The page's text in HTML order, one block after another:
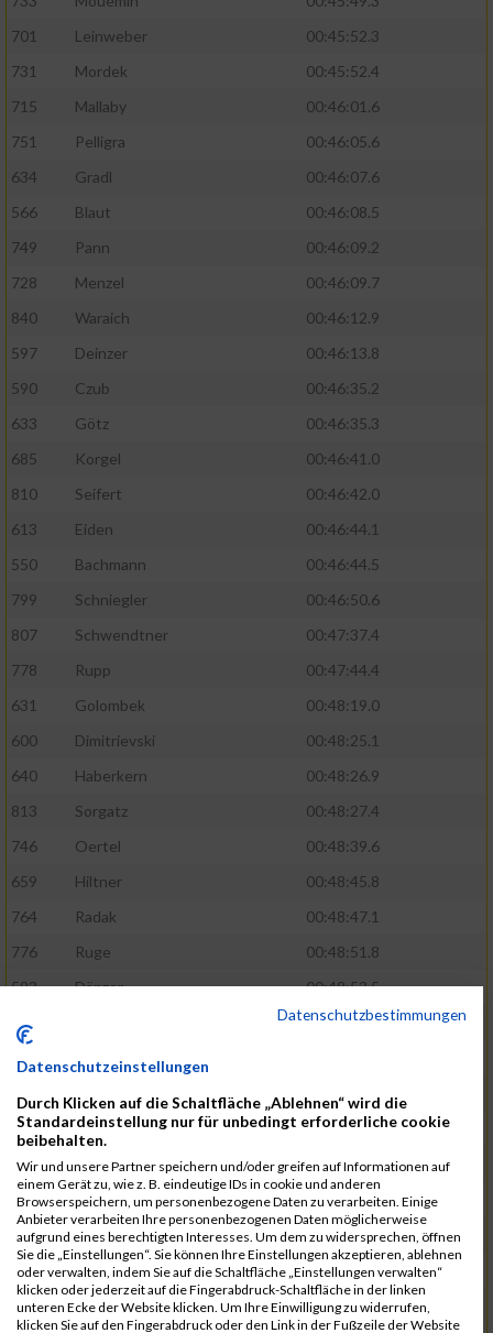
701
Leinweber
00:45:52.3
731
Mordek
00:45:52.4
715
Mallaby
00:46:01.6
751
Pelligra
00:46:05.6
634
Gradl
00:46:07.6
566
Blaut
00:46:08.5
749
Pann
00:46:09.2
728
Menzel
00:46:09.7
840
Waraich
00:46:12.9
597
Deinzer
00:46:13.8
590
Czub
00:46:35.2
633
Götz
00:46:35.3
685
Korgel
00:46:41.0
810
Seifert
00:46:42.0
613
Eiden
00:46:44.1
550
Bachmann
00:46:44.5
799
Schniegler
00:46:50.6
807
Schwendtner
00:47:37.4
778
Rupp
00:47:44.4
631
Golombek
00:48:19.0
600
Dimitrievski
00:48:25.1
640
Haberkern
00:48:26.9
813
Sorgatz
00:48:27.4
746
Oertel
00:48:39.6
659
Hiltner
00:48:45.8
764
Radak
00:48:47.1
776
Ruge
00:48:51.8
593
Dänzer
00:48:53.5
772
00:48:57.2
802
Schrödel
00:49:41.7
808
Seeberger
00:49:56.1
760
Polster
00:49:56.6
647
Heidt
00:49:57.3
742
Niculaica
00:50:04.8
620
Feuchtenberger
00:50:08.3
703
Lipsz
00:50:08.8
Datenschutzbestimmungen
Datenschutzeinstellungen
Durch Klicken auf die Schaltfläche „Ablehnen“ wird die
Standardeinstellung nur für unbedingt erforderliche cookie
beibehalten.
Wir und unsere Partner speichern und/oder greifen auf Informationen auf
einem Gerät zu, wie z. B. eindeutige IDs in cookie und anderen
Browserspeichern, um personenbezogene Daten zu verarbeiten. Einige
Anbieter verarbeiten Ihre personenbezogenen Daten möglicherweise
aufgrund eines berechtigten Interesses. Um dem zu widersprechen, öffnen
Sie die „Einstellungen“. Sie können Ihre Einstellungen akzeptieren, ablehnen
oder verwalten, indem Sie auf die Schaltfläche „Einstellungen verwalten“
klicken oder jederzeit auf die Fingerabdruck-Schaltfläche in der linken
unteren Ecke der Website klicken. Um Ihre Einwilligung zu widerrufen,
klicken Sie auf den Fingerabdruck oder den Link in der Fußzeile der Website